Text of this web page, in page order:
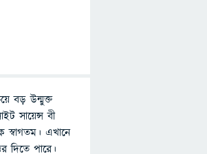
বড় উন্মুক্ত
সায়েন্স বী
এখানে
দিতে পারে।